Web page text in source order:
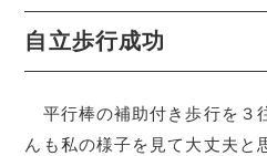
自立歩行成功
平行棒の補助付き歩行を３
んも私の様子を見て大丈夫と